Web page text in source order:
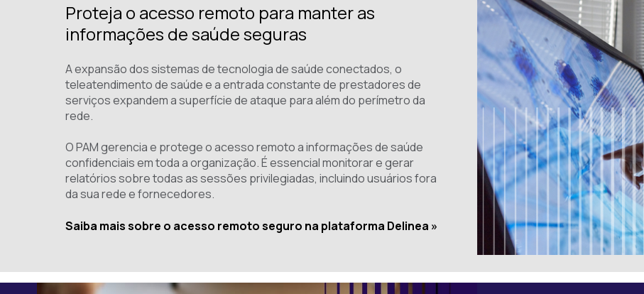
Proteja o acesso remoto para manter as
informações de saúde seguras
A expansão dos sistemas de tecnologia de saúde conectados, o
teleatendimento de saúde e a entrada constante de prestadores de
serviços expandem a superfície de ataque para além do perímetro da
rede.
O PAM gerencia e protege o acesso remoto a informações de saúde
confidenciais em toda a organização. É essencial monitorar e gerar
relatórios sobre todas as sessões privilegiadas, incluindo usuários fora
da sua rede e fornecedores.
Saiba mais sobre o acesso remoto seguro na plataforma Delinea »